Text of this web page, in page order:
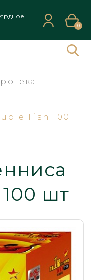
0
Fish 100
шт